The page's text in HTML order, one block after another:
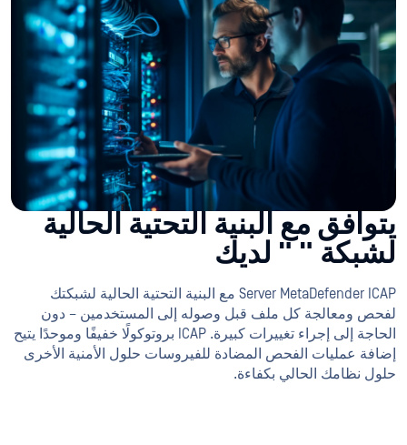
يتوافق مع البنية التحتية الحالية
لشبكة " " لديك
Server MetaDefender ICAP مع البنية التحتية الحالية لشبكتك
لفحص ومعالجة كل ملف قبل وصوله إلى المستخدمين – دون
الحاجة إلى إجراء تغييرات كبيرة. ICAP بروتوكولًا خفيفًا وموحدًا يتيح
إضافة عمليات الفحص المضادة للفيروسات حلول الأمنية الأخرى
حلول نظامك الحالي بكفاءة.